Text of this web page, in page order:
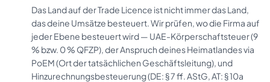
Das Land auf der Trade Licence ist nicht immer das Land,
das deine Umsätze besteuert. Wir prüfen, wo die Firma auf
jeder Ebene besteuert wird — UAE-Körperschaftsteuer (9
% bzw. 0 % QFZP), der Anspruch deines Heimatlandes via
PoEM (Ort der tatsächlichen Geschäftsleitung), und
Hinzurechnungsbesteuerung (DE: § 7 ff. AStG, AT: § 10a